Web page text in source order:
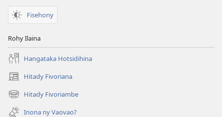
Fisehony
Rohy Ilaina
Hangataka Hotsidihina
Hitady Fivoriana
(manokatra
rohy) Hitady Fivoriambe
(manokatra
rohy) Inona ny Vaovao?